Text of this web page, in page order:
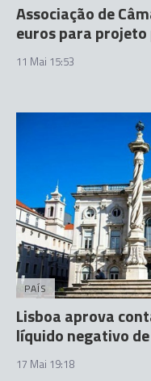
Associação de
euros para
11 Mai 15:53
PAÍS
Lisboa aprova
líquido negativo
17 Mai 19:18